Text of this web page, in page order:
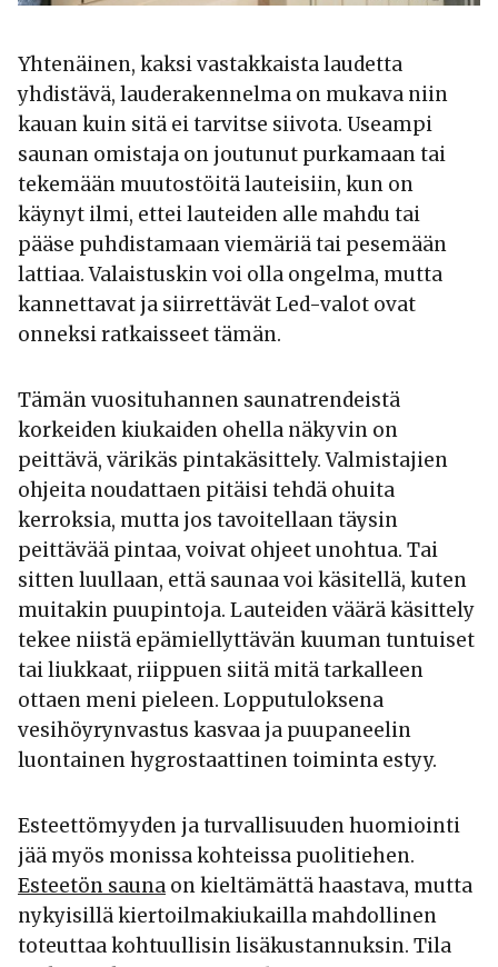
Yhtenäinen, kaksi vastakkaista laudetta
yhdistävä, lauderakennelma on mukava niin
kauan kuin sitä ei tarvitse siivota. Useampi
saunan omistaja on joutunut purkamaan tai
tekemään muutostöitä lauteisiin, kun on
käynyt ilmi, ettei lauteiden alle mahdu tai
pääse puhdistamaan viemäriä tai pesemään
lattiaa. Valaistuskin voi olla ongelma, mutta
kannettavat ja siirrettävät Led-valot ovat
onneksi ratkaisseet tämän.
Tämän vuosituhannen saunatrendeistä
korkeiden kiukaiden ohella näkyvin on
peittävä, värikäs pintakäsittely. Valmistajien
ohjeita noudattaen pitäisi tehdä ohuita
kerroksia, mutta jos tavoitellaan täysin
peittävää pintaa, voivat ohjeet unohtua. Tai
sitten luullaan, että saunaa voi käsitellä, kuten
muitakin puupintoja. Lauteiden väärä käsittely
tekee niistä epämiellyttävän kuuman tuntuiset
tai liukkaat, riippuen siitä mitä tarkalleen
ottaen meni pieleen. Lopputuloksena
vesihöyrynvastus kasvaa ja puupaneelin
luontainen hygrostaattinen toiminta estyy.
Esteettömyyden ja turvallisuuden huomiointi
jää myös monissa kohteissa puolitiehen.
Esteetön sauna on kieltämättä haastava, mutta
nykyisillä kiertoilmakiukailla mahdollinen
toteuttaa kohtuullisin lisäkustannuksin. Tila